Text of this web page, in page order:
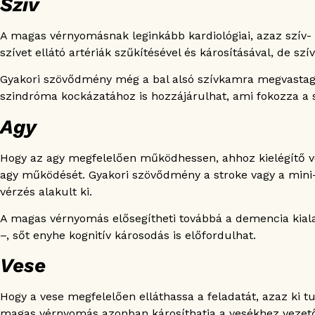
A magas vérnyomásnak leginkább kardiológiai, azaz
szívet ellátó artériák szűkítésével és károsításával, de
Gyakori szövődmény még a bal alsó szívkamra
szindróma kockázatához is hozzájárulhat, ami fokozza a
Agy
Hogy az agy megfelelően működhessen, ahhoz kielégítő
agy működését. Gyakori szövődmény a stroke vagy a
vérzés alakult ki.
A magas vérnyomás elősegítheti továbbá a demencia
–, sőt enyhe kognitív károsodás is előfordulhat.
Vese
Hogy a vese megfelelően elláthassa a feladatát, azaz ki